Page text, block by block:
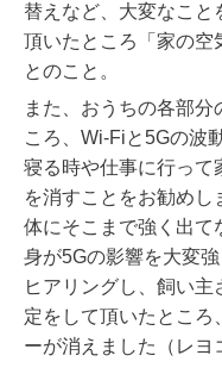
替えなど、大変なこと
頂いたところ「家の空
とのこと。
また、おうちの各部分
ころ、Wi-Fiと5Gの波
寝る時や仕事に行って
を消すことをお勧めし
体にそこまで強く出て
身が5Gの影響を大変
ヒアリングし、飼い
定をして頂いたところ
ーが消えました（レヨ